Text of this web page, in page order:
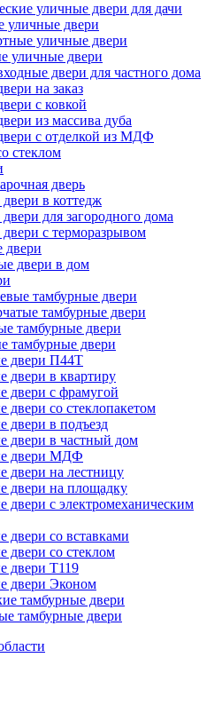
уличные двери для дачи
уличные двери
уличные двери
уличные двери
двери для частного дома
на заказ
с ковкой
из массива дуба
с отделкой из МДФ
стеклом
дверь
в коттедж
для загородного дома
с терморазрывом
двери в дом
тамбурные двери
тамбурные двери
тамбурные двери
тамбурные двери
двери П44Т
двери в квартиру
двери с фрамугой
двери со стеклопакетом
двери в подъезд
двери в частный дом
двери МДФ
двери на лестницу
двери на площадку
двери с электромеханическим
двери со вставками
двери со стеклом
двери Т119
двери Эконом
тамбурные двери
тамбурные двери